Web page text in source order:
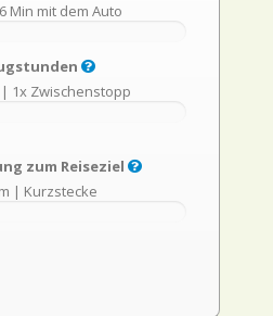
Min mit dem Auto
| 1x Zwischenstopp
zum Reiseziel
| Kurzstecke